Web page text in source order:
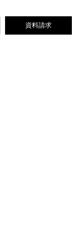
資料請求